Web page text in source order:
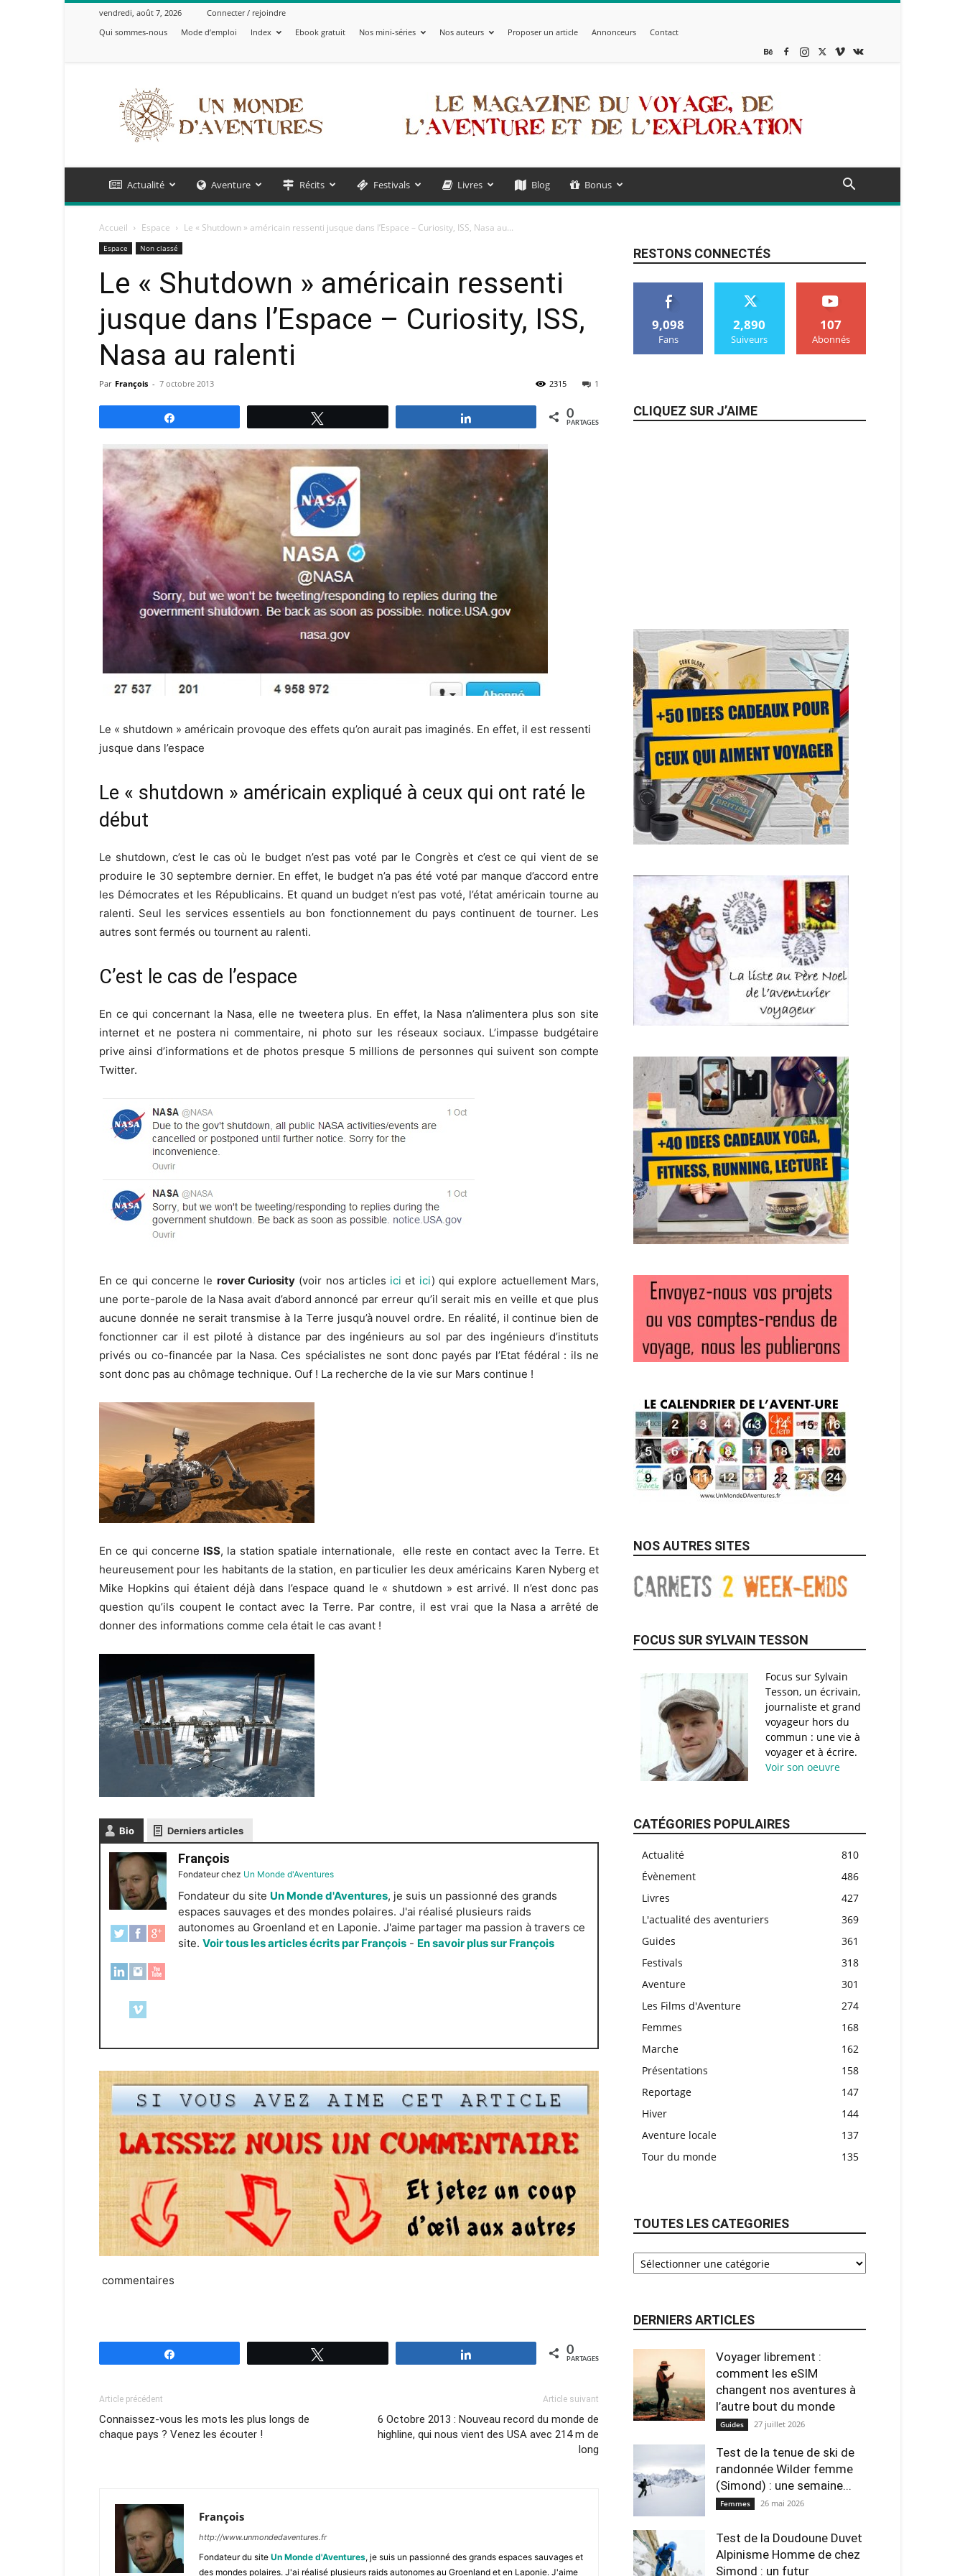
vendredi, août 7, 2026
Connecter / rejoindre
Qui sommes-nous
Mode d’emploi Index Ebook gratuit Nos mini-séries Nos auteurs Proposer un article Annonceurs Contact
Monde
d'Aventures
Actualité Aventure Récits Festivals Livres Blog Bonus
Accueil Espace Le « Shutdown » américain ressenti jusque dans l’Espace – Curiosity, ISS, Nasa au...
Espace Non classé
Le « Shutdown » américain ressenti
jusque dans l’Espace – Curiosity, ISS,
Nasa au ralenti
Par François - 7 octobre 2013 1
2315
0
PARTAGES
Le « shutdown » américain provoque des effets qu’on aurait pas imaginés. En effet, il est ressenti
jusque dans l’espace
Le « shutdown » américain expliqué à ceux qui ont raté le
début
Le shutdown, c’est le cas où le budget n’est pas voté par le Congrès et c’est ce qui vient de se
produire le 30 septembre dernier. En effet, le budget n’a pas été voté par manque d’accord entre
les Démocrates et les Républicains. Et quand un budget n’est pas voté, l’état américain tourne au
ralenti. Seul les services essentiels au bon fonctionnement du pays continuent de tourner. Les
autres sont fermés ou tournent au ralenti.
C’est le cas de l’espace
En ce qui concernant la Nasa, elle ne tweetera plus. En effet, la Nasa n’alimentera plus son site
internet et ne postera ni commentaire, ni photo sur les réseaux sociaux. L’impasse budgétaire
prive ainsi d’informations et de photos presque 5 millions de personnes qui suivent son compte
Twitter.
En ce qui concerne le rover Curiosity(voir nos articles iciet ici) qui explore actuellement Mars,
une porte-parole de la Nasa avait d’abord annoncé par erreur qu’il serait mis en veille et que plus
aucune donnée ne serait transmise à la Terre jusqu’à nouvel ordre. En réalité, il continue bien de
fonctionner car il est piloté à distance par des ingénieurs au sol par des ingénieurs d’instituts
privés ou co-financée par la Nasa. Ces spécialistes ne sont donc payés par l’Etat fédéral : ils ne
sont donc pas au chômage technique. Ouf ! La recherche de la vie sur Mars continue !
En ce qui concerne ISS, la station spatiale internationale, elle reste en contact avec la Terre. Et
heureusement pour les habitants de la station, en particulier les deux américains Karen Nyberg et
Mike Hopkins qui étaient déjà dans l’espace quand le « shutdown » est arrivé. Il n’est donc pas
question qu’ils coupent le contact avec la Terre. Par contre, il est vrai que la Nasa a arrêté de
donner des informations comme cela était le cas avant !
Bio Derniers articles
François
Fondateurchez Un Monde d'Aventures
Fondateur du site Un Monde d'Aventures, je suis un passionné des grands
espaces sauvages et des mondes polaires. J'ai réalisé plusieurs raids
autonomes au Groenland et en Laponie. J'aime partager ma passion à travers ce
site. Voir tous les articles écrits par François - En savoir plus sur François
commentaires
0
PARTAGES
Article précédent
Connaissez-vous les mots les plus longs de
chaque pays ? Venez les écouter !
Article suivant
6 Octobre 2013 : Nouveau record du monde de
highline, qui nous vient des USA avec 214 m de
long
François
http://www.unmondedaventures.fr
Fondateur du site Un Monde d'Aventures, je suis un passionné des grands espaces sauvages et
des mondes polaires. J'ai réalisé plusieurs raids autonomes au Groenland et en Laponie. J'aime
RESTONS CONNECTÉS
9,098
Fans
2,890
Suiveurs
107
Abonnés
CLIQUEZ SUR J’AIME
NOS AUTRES SITES
FOCUS SUR SYLVAIN TESSON
Focus sur Sylvain
Tesson, un écrivain,
journaliste et grand
voyageur hors du
commun : une vie à
voyager et à écrire.
Voir son oeuvre
CATÉGORIES POPULAIRES
Actualité
810
Évènement
486
Livres
427
L'actualité des aventuriers
369
Guides
361
Festivals
318
Aventure
301
Les Films d'Aventure
274
Femmes
168
Marche
162
Présentations
158
Reportage
147
Hiver
144
Aventure locale
137
Tour du monde
135
TOUTES LES CATEGORIES
DERNIERS ARTICLES
Voyager librement :
comment les eSIM
changent nos aventures à
l’autre bout du monde
Guides 27 juillet 2026
Test de la tenue de ski de
randonnée Wilder femme
(Simond) : une semaine...
Femmes 26 mai 2026
Test de la Doudoune Duvet
Alpinisme Homme de chez
Simond : un futur